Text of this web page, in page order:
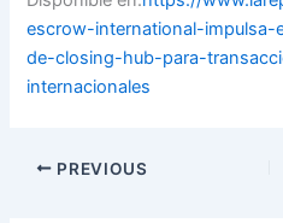
escrow-international-
de-closing-hub-para-
internacionales
PREVIOUS